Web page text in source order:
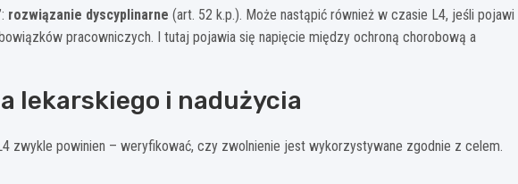
rozwiązanie dyscyplinarne (art. 52 k.p.). Może nastąpić również w czasie L4, jeśli pojawi
pracowniczych. I tutaj pojawia się napięcie między ochroną chorobową a
lekarskiego i nadużycia
zwykle powinien – weryfikować, czy zwolnienie jest wykorzystywane zgodnie z celem.